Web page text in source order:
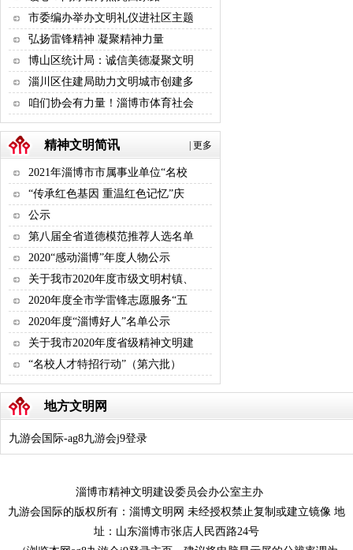
市委编办举办文明礼仪进社区主题
弘扬雷锋精神 凝聚精神力量
博山区统计局：诚信美德凝聚文明
淄川区住建局助力文明城市创建多
咱们协会有力量！淄博市体育社会
更多
精神文明简讯
2021年淄博市市属事业单位“名校
“传承红色基因 重温红色记忆”庆
公示
第八届全省道德模范推荐人选名单
2020“感动淄博”年度人物公示
关于我市2020年度市级文明村镇、
2020年度全市学雷锋志愿服务“五
2020年度“淄博好人”名单公示
关于我市2020年度省级精神文明建
“名校人才特招行动”（第六批）
地方文明网
九游会国际-ag8九游会j9登录
淄博市精神文明建设委员会办公室主办
九游会国际的版权所有：淄博文明网 未经授权禁止复制或建立镜像 地
址：山东淄博市张店人民西路24号